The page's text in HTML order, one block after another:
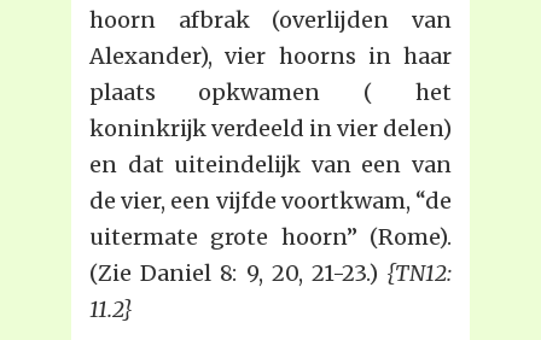
hoorn afbrak (overlijden van
Alexander), vier hoorns in haar
plaats opkwamen ( het
koninkrijk verdeeld in vier delen)
en dat uiteindelijk van een van
de vier, een vijfde voortkwam, “de
uitermate grote hoorn” (Rome).
(Zie Daniel 8: 9, 20, 21-23.) {TN12:
11.2}